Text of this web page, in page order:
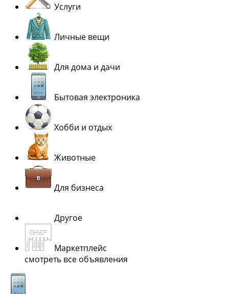
Услуги
Личные вещи
Для дома и дачи
Бытовая электроника
Хобби и отдых
Животные
Для бизнеса
Другое
Маркетплейс
смотреть все объявления